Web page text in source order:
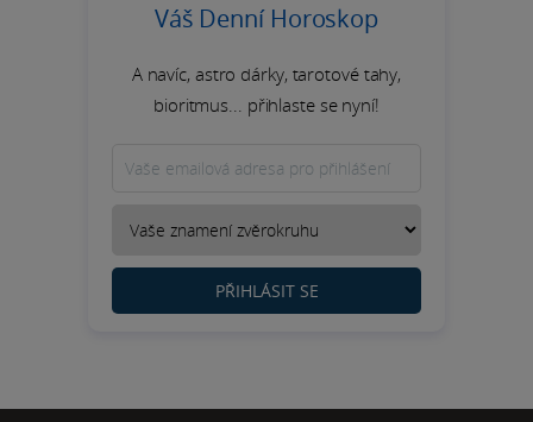
Váš Denní Horoskop
A navíc, astro dárky, tarotové tahy,
bioritmus... přihlaste se nyní!
PŘIHLÁSIT SE